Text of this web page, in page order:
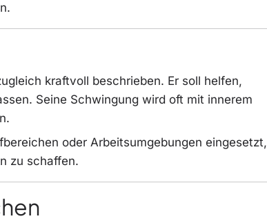
kraftvoll beschrieben. Er soll helfen,
Seine Schwingung wird oft mit innerem
oder Arbeitsumgebungen eingesetzt,
zu schaffen.